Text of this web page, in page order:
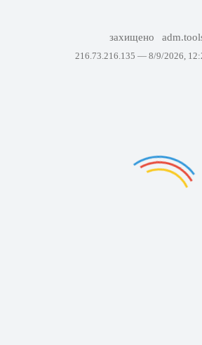
захищено
216.73.216.135 — 8/9/2026,